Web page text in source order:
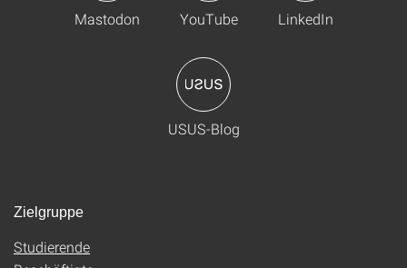
Mastodon YouTube LinkedIn
USUS-Blog
Zielgruppe
Studierende